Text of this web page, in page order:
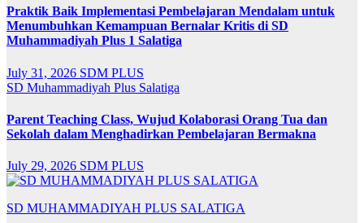
Praktik Baik Implementasi Pembelajaran Mendalam untuk
Menumbuhkan Kemampuan Bernalar Kritis di SD
Muhammadiyah Plus 1 Salatiga
July 31, 2026 SDM PLUS
SD Muhammadiyah Plus Salatiga
Parent Teaching Class, Wujud Kolaborasi Orang Tua dan
Sekolah dalam Menghadirkan Pembelajaran Bermakna
July 29, 2026 SDM PLUS
SD MUHAMMADIYAH PLUS SALATIGA